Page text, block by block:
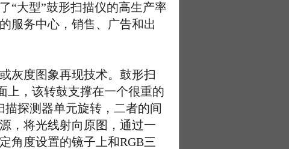
“大型”鼓形扫描仪的高生产率
服务中心，销售、广告和出
灰度图象再现技术。鼓形扫
上，该转鼓支撑在一个很重的
探测器单元旋转，二者的间
，将光线射向原图，通过一
角度设置的镜子上和RGB三